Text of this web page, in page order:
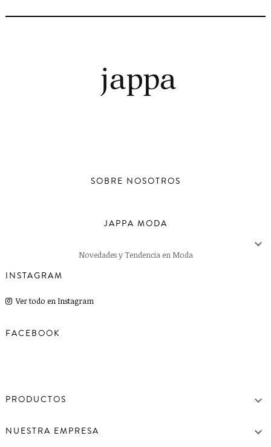
SOBRE NOSOTROS
JAPPA MODA

Novedades y Tendencia en Moda
INSTAGRAM
Ver todo en Instagram
FACEBOOK
PRODUCTOS 
NUESTRA EMPRESA 